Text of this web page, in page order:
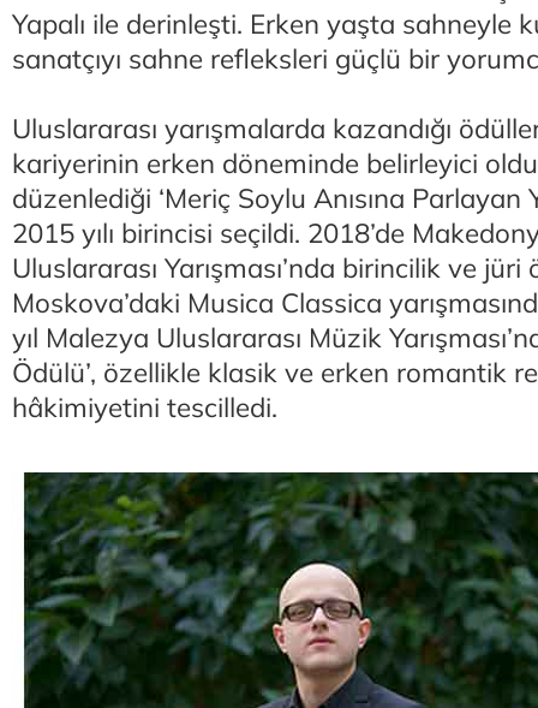
Yapalı ile derinleşti. Erken yaşta sahneyle
sanatçıyı sahne refleksleri güçlü bir
Uluslararası yarışmalarda kazandığı
kariyerinin erken döneminde belirleyici
düzenlediği ‘Meriç Soylu Anısına Parlayan
2015 yılı birincisi seçildi. 2018’de
Uluslararası Yarışması’nda birincilik ve jüri
Moskova’daki Musica Classica
yıl Malezya Uluslararası Müzik
Ödülü’, özellikle klasik ve erken romantik
hâkimiyetini tescilledi.